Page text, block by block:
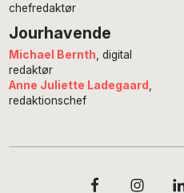
chefredaktør
Jourhavende
Michael Bernth , digital
redaktør
Anne Juliette Ladegaard
redaktionschef